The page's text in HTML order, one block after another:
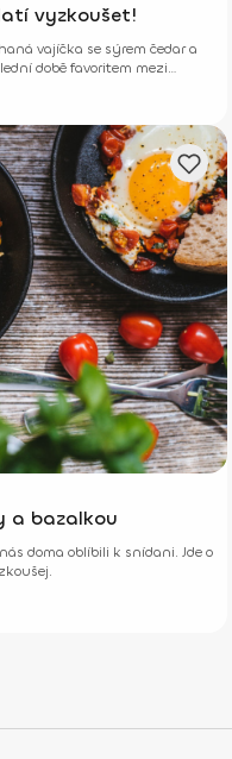
vyzkoušet!
vajíčka se sýrem čedar a
době favoritem mezi
a bazalkou
doma oblíbili k snídani. Jde o